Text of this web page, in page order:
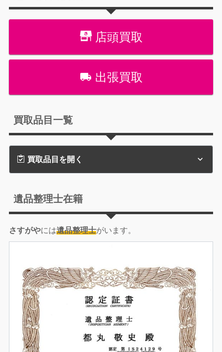
店頭買取
出張買取
買取品目一覧
買取品目を開く
遺品整理士在籍
さすがやには遺品整理士がいます。